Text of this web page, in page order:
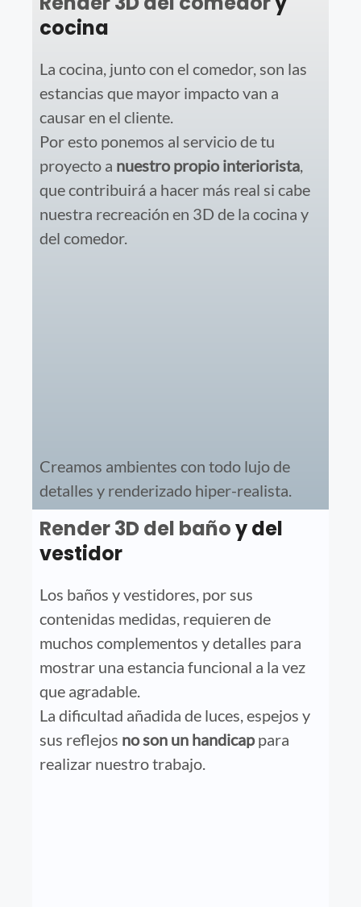
cocina
La cocina, junto con el comedor, son las
estancias que mayor impacto van a
causar en el cliente.
Por esto ponemos al servicio de tu
proyecto a nuestro propio interiorista,
que contribuirá a hacer más real si cabe
nuestra recreación en 3D de la cocina y
del comedor.
Creamos ambientes con todo lujo de
detalles y renderizado hiper-realista.
Render 3D del bañoy del
vestidor
Los baños y vestidores, por sus
contenidas medidas, requieren de
muchos complementos y detalles para
mostrar una estancia funcional a la vez
que agradable.
La dificultad añadida de luces, espejos y
sus reflejos no son un handicappara
realizar nuestro trabajo.